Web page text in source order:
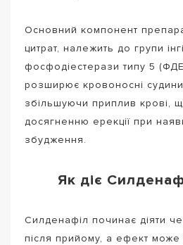
Основний компонент
цитрат, належить до групи
фосфодіестерази типу 5
розширює кровоносні
збільшуючи приплив крові,
досягненню ерекції при
збудження.
Як діє
Силденафіл починає діяти
після прийому, а ефект може